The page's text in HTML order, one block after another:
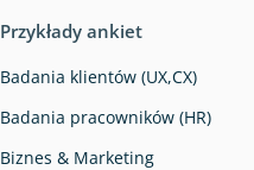
Przykłady ankiet
Badania klientów (UX,CX)
Badania pracowników (HR)
Biznes & Marketing